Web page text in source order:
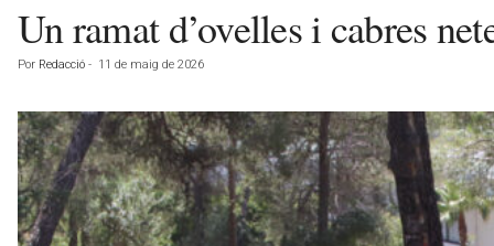
Un ramat d’ovelles i cabres
Por Redacció - 11 de maig de 2026